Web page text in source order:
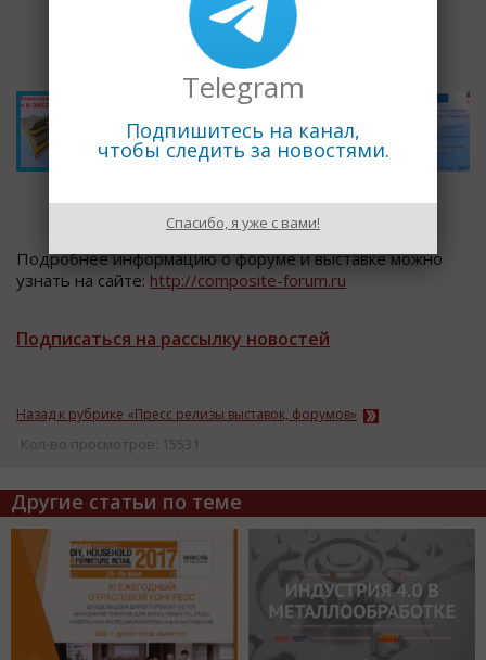
Подробнее информацию о форуме и выставке можно
узнать на сайте: http://composite-forum.ru
Подписаться на рассылку новостей
Назад к рубрике «Пресс релизы выставок, форумов»
Кол-во просмотров: 15531
Другие статьи по теме
Telegram
Подпишитесь на канал,
чтобы следить за новостями.
Спасибо, я уже с вами!